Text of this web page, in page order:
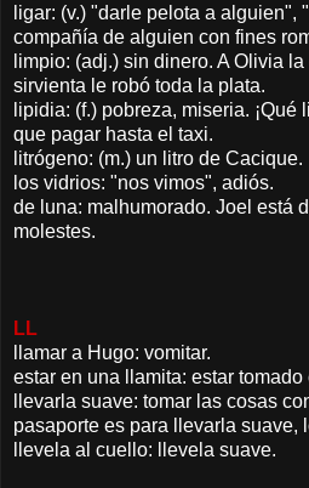
ligar: (v.) "darle pelota a alguien",
compañía de alguien con fines
limpio: (adj.) sin dinero. A Olivia
sirvienta le robó toda la plata.
lipidia: (f.) pobreza, miseria.
que pagar hasta el taxi.
litrógeno: (m.) un litro de Cacique.
los vidrios: "nos vimos", adiós.
de luna: malhumorado. Joel está
molestes.
LL
llamar a Hugo: vomitar.
estar en una llamita: estar tomado
llevarla suave: tomar las cosas
pasaporte es para llevarla suave,
llevela al cuello: llevela suave.